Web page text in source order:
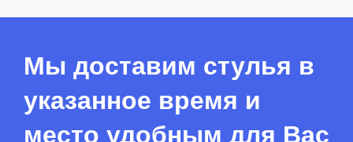
Мы доставим стулья в
указанное время и
место удобным для Вас